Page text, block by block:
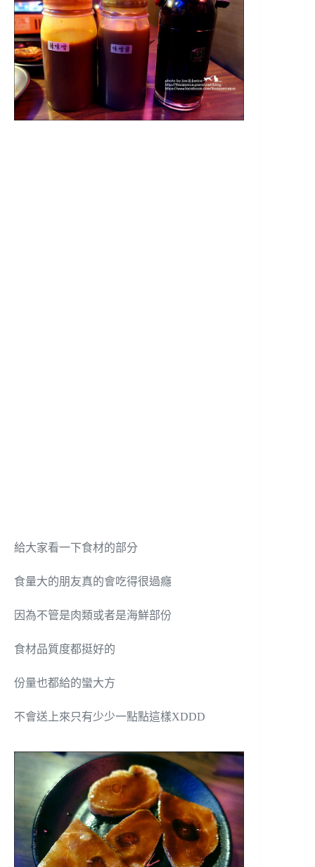
給大家看一下食材的部分
食量大的朋友真的會吃得很過癮
因為不管是肉類或者是海鮮部份
食材品質度都挺好的
份量也都給的蠻大方
不會送上來只有少少一點點這樣XDDD